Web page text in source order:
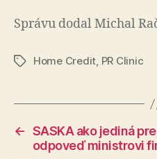
Správu dodal Michal
ZnačkyHome Credit, PR Clinic
← SASKA ako jediná
odpoveď ministrovi